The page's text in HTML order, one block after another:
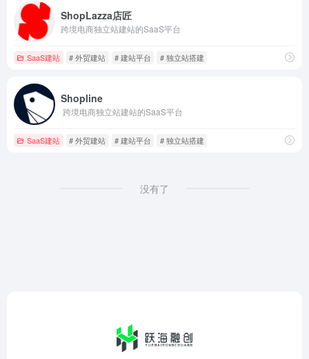
ShopLazza店匠
跨境电商独立站建站的SaaS平台
SaaS建站 # 外贸建站 # 建站平台 # 独立站搭建
Shopline
跨境电商独立站建站的SaaS平台
SaaS建站 # 外贸建站 # 建站平台 # 独立站搭建
没有了